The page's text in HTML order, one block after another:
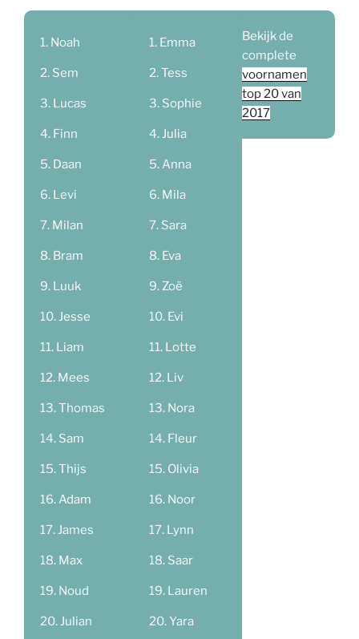
Noah
Sem
Lucas
Finn
Daan
Levi
Milan
Bram
Luuk
Jesse
Liam
Mees
Thomas
Sam
Thijs
Adam
James
Max
Noud
Julian
Emma
Tess
Sophie
Julia
Anna
Mila
Sara
Eva
Zoë
Evi
Lotte
Liv
Nora
Fleur
Olivia
Noor
Lynn
Saar
Lauren
Yara
Bekijk de
complete
voornamen
top 20 van
2017